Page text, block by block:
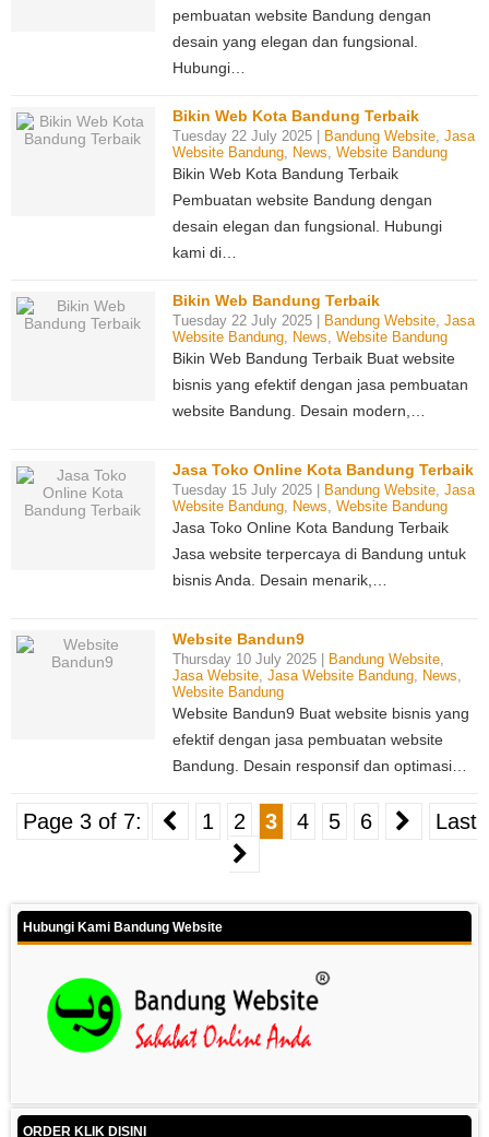
pembuatan website Bandung dengan
desain yang elegan dan fungsional.
Hubungi…
Bikin Web Kota Bandung Terbaik
Tuesday 22 July 2025 | Bandung Website, Jasa
Website Bandung, News, Website Bandung
Bikin Web Kota Bandung Terbaik
Pembuatan website Bandung dengan
desain elegan dan fungsional. Hubungi
kami di…
Bikin Web Bandung Terbaik
Tuesday 22 July 2025 | Bandung Website, Jasa
Website Bandung, News, Website Bandung
Bikin Web Bandung Terbaik Buat website
bisnis yang efektif dengan jasa pembuatan
website Bandung. Desain modern,…
Jasa Toko Online Kota Bandung Terbaik
Tuesday 15 July 2025 | Bandung Website, Jasa
Website Bandung, News, Website Bandung
Jasa Toko Online Kota Bandung Terbaik
Jasa website terpercaya di Bandung untuk
bisnis Anda. Desain menarik,…
Website Bandun9
Thursday 10 July 2025 | Bandung Website,
Jasa Website, Jasa Website Bandung, News,
Website Bandung
Website Bandun9 Buat website bisnis yang
efektif dengan jasa pembuatan website
Bandung. Desain responsif dan optimasi…
Page 3 of 7: 1 2 3 4 5 6 Last
Hubungi Kami Bandung Website
ORDER KLIK DISINI